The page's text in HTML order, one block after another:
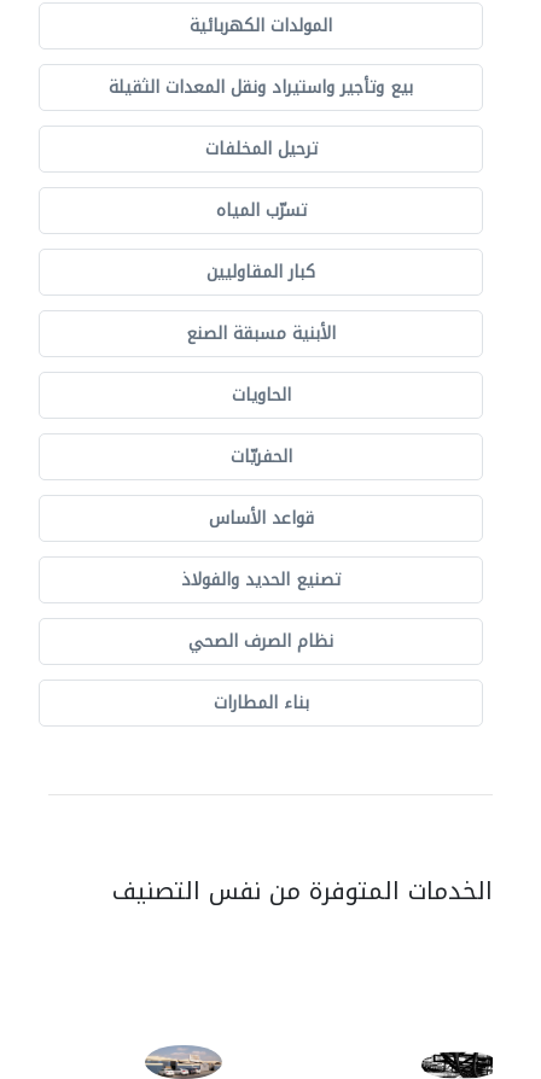
المولدات الكهربائية
بيع وتأجير واستيراد ونقل المعدات الثقيلة
ترحيل المخلفات
تسرّب المياه
كبار المقاوليين
الأبنية مسبقة الصنع
الحاويات
الحفريّات
قواعد الأساس
تصنيع الحديد والفولاذ
نظام الصرف الصحي
بناء المطارات
الخدمات المتوفرة من نفس التصنيف